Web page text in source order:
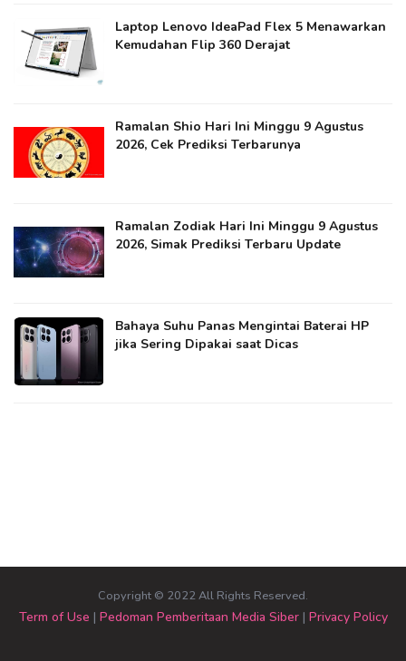
Laptop Lenovo IdeaPad Flex 5 Menawarkan
Kemudahan Flip 360 Derajat
Ramalan Shio Hari Ini Minggu 9 Agustus
2026, Cek Prediksi Terbarunya
Ramalan Zodiak Hari Ini Minggu 9 Agustus
2026, Simak Prediksi Terbaru Update
Bahaya Suhu Panas Mengintai Baterai HP
jika Sering Dipakai saat Dicas
Copyright © 2022 All Rights Reserved.
Term of Use | Pedoman Pemberitaan Media Siber| Privacy Policy